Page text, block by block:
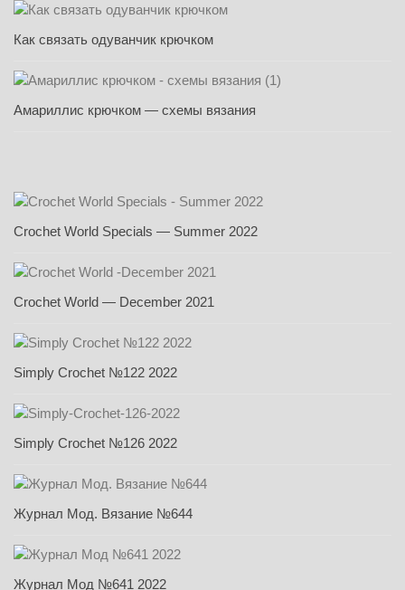
Как связать одуванчик крючком
Амариллис крючком — схемы вязания
Crochet World Specials — Summer 2022
Crochet World — December 2021
Simply Crochet №122 2022
Simply Crochet №126 2022
Журнал Мод. Вязание №644
Журнал Мод №641 2022